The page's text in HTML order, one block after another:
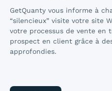
GetQuanty vous informe à
“silencieux” visite votre site
votre processus de vente en
prospect en client grâce à
approfondies.